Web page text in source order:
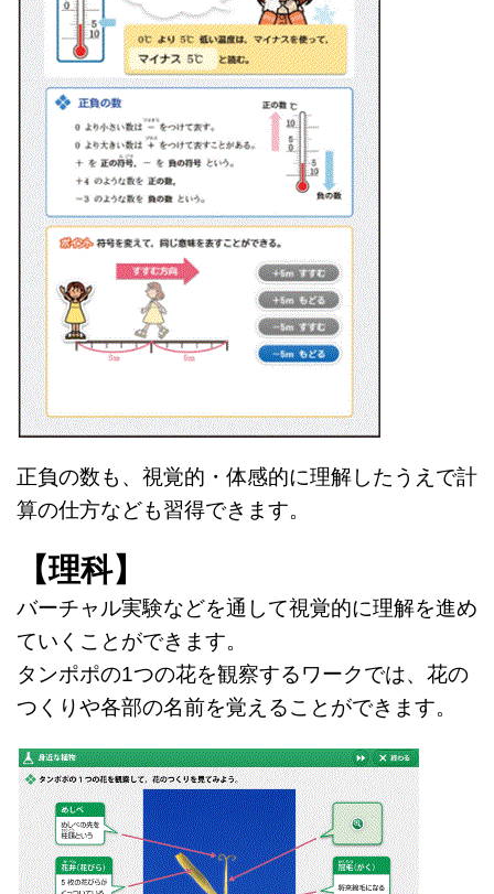
正負の数も、視覚的・体感的に理解したうえで計
算の仕方なども習得できます。
【理科】
バーチャル実験などを通して視覚的に理解を進め
ていくことができます。
タンポポの1つの花を観察するワークでは、花の
つくりや各部の名前を覚えることができます。